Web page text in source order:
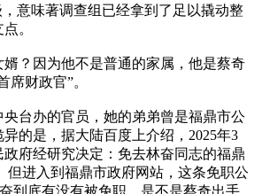
意味著调查组已经拿到了足以撬动整
。
？因为他不是普通的家属，他是蔡奇
席财政官”。
台办的官员，她的弟弟曾是福鼎市公
的是，据大陆百度上介绍，2025年3
政府经研究决定：免去林奋同志的福鼎
但进入到福鼎市政府网站，这条免职公
到底有没有被免职，是不是蔡奇出手